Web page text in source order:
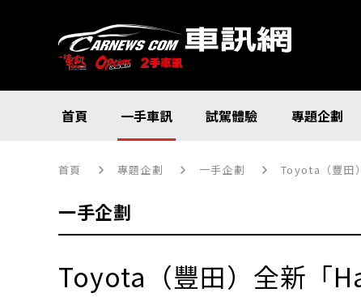
首頁 一手車訊 試駕體驗 專題企劃
首頁 專題企劃 一手企劃 Toyota（豐田
一手企劃
Toyota（豐田）全新「